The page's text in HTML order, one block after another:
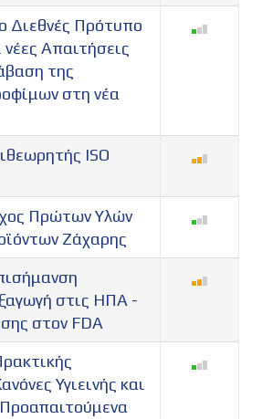
Διεθνές Πρότυπο
νέες Απαιτήσεις
της
στη νέα
ISO
Πρώτων Υλών
Ζάχαρης
στις ΗΠΑ -
στον FDA
Υγιεινής και